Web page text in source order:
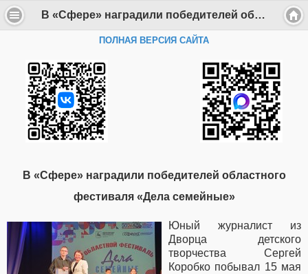
В «Сфере» наградили победителей областного фестиваля «Дела семейные» - Департамент образования Администрации г. Саров
ПОЛНАЯ ВЕРСИЯ САЙТА
В «Сфере» наградили победителей областного
фестиваля «Дела семейные»
Юный журналист из
Дворца детского
творчества Сергей
Коробко побывал 15 мая